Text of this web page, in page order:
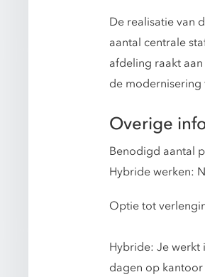
De realisatie van
aantal centrale
afdeling raakt
de modernisering
Overige
Benodigd aantal
Hybride werken:
Optie tot
Hybride: Je werkt
dagen op